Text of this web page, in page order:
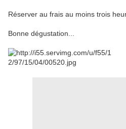
Réserver au frais au moins trois
Bonne dégustation...